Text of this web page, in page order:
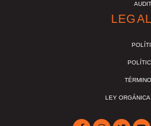
LEGAL
LEY